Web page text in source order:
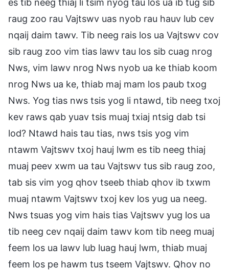
raug zoo rau Vajtswv uas nyob rau hauv lub cev
nqaij daim tawv. Tib neeg rais los ua Vajtswv cov
sib raug zoo vim tias lawv tau los sib cuag nrog
Nws, vim lawv nrog Nws nyob ua ke thiab koom
nrog Nws ua ke, thiab maj mam los paub txog
Nws. Yog tias nws tsis yog li ntawd, tib neeg txoj
kev raws qab yuav tsis muaj txiaj ntsig dab tsi
lod? Ntawd hais tau tias, nws tsis yog vim
ntawm Vajtswv txoj hauj lwm es tib neeg thiaj
muaj peev xwm ua tau Vajtswv tus sib raug zoo,
tab sis vim yog qhov tseeb thiab qhov ib txwm
muaj ntawm Vajtswv txoj kev los yug ua neeg.
Nws tsuas yog vim hais tias Vajtswv yug los ua
tib neeg cev nqaij daim tawv kom tib neeg muaj
feem los ua lawv lub luag hauj lwm, thiab muaj
feem los pe hawm tus tseem Vajtswv. Qhov no